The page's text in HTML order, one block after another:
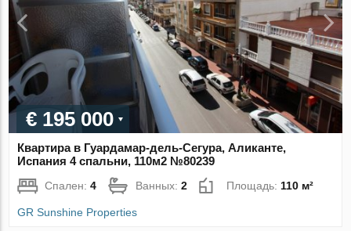
€ 195 000
Квартира в Гуардамар-дель-Сегура, Аликанте,
Испания 4 спальни, 110м2 №80239
Спален:4 Ванных:2 Площадь: 110 м²
GR Sunshine Properties